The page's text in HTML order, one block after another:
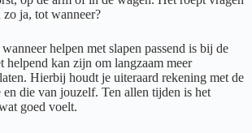
ja, tot wanneer?
helpen met slapen passend is bij de
helpend kan zijn om langzaam meer
Hierbij houdt je uiteraard rekening met de
die van jouzelf. Ten allen tijden is het
goed voelt.